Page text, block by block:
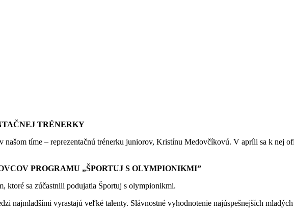
TRÉNERKY
tíme – reprezentačnú trénerku juniorov, Kristínu Medovčíkovú. V apríli sa k nej
PROGRAMU „ŠPORTUJ S OLYMPIONIKMI”
ktoré sa zúčastnili podujatia Športuj s olympionikmi.
najmladšími vyrastajú veľké talenty. Slávnostné vyhodnotenie najúspešnejších